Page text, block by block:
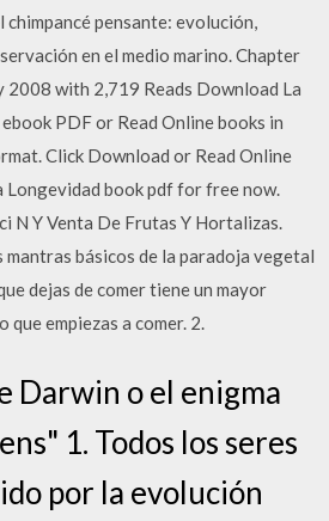
pensante: evolución,
en el medio marino. Chapter
2008 with 2,719 Reads Download La
PDF or Read Online books in
Click Download or Read Online
book pdf for free now.
N Y Venta De Frutas Y Hortalizas.
básicos de la paradoja vegetal
dejas de comer tiene un mayor
que empiezas a comer. 2.
Darwin o el enigma
1. Todos los seres
por la evolución